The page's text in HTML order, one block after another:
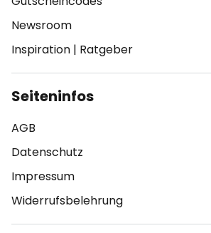
Newsroom
Inspiration | Ratgeber
Seiteninfos
AGB
Datenschutz
Impressum
Widerrufsbelehrung